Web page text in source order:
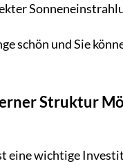
und Sie
Struktur
wichtige